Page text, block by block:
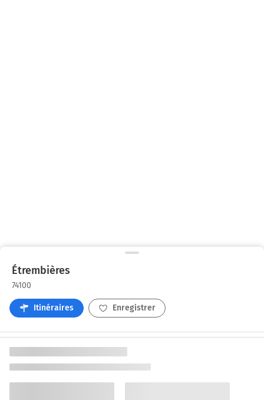
Étrembières
74100
Itinéraires Enregistrer